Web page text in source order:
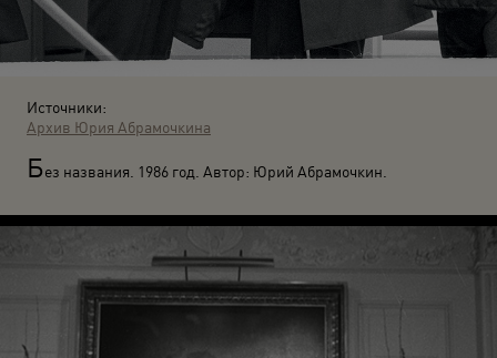
Источники:
Архив Юрия Абрамочкина
Без названия. 1986 год. Автор: Юрий Абрамочкин.